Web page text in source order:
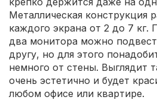
Металлическая конструкция
каждого экрана от 2 до 7 кг.
два монитора можно
другу, но для этого
немного от стены. Выглядит
очень эстетично и будет
любом офисе или квартире.